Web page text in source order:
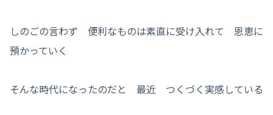
しのごの言わず 便利なものは素直に受け入れて 恩恵に
預かっていく
そんな時代になったのだと 最近 つくづく実感している